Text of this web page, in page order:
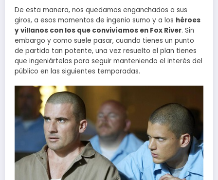
De esta manera, nos quedamos enganchados a sus
giros, a esos momentos de ingenio sumo y a los héroes
y villanos con los que convivíamos en Fox River. Sin
embargo y como suele pasar, cuando tienes un punto
de partida tan potente, una vez resuelto el plan tienes
que ingeniártelas para seguir manteniendo el interés del
público en las siguientes temporadas.